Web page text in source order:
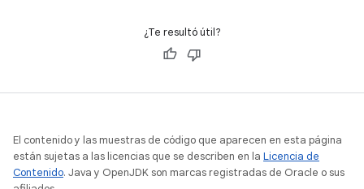
¿Te resultó útil?
El contenido y las muestras de código que aparecen en esta página
están sujetas a las licencias que se describen en la Licencia de
Contenido. Java y OpenJDK son marcas registradas de Oracle o sus